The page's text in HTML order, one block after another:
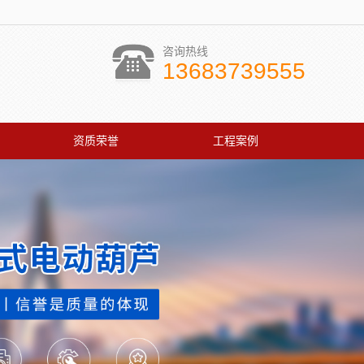
咨询热线
13683739555
资质荣誉 工程案例